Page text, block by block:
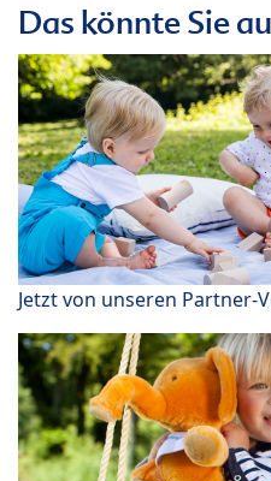
Das könnte Sie
Jetzt von unseren